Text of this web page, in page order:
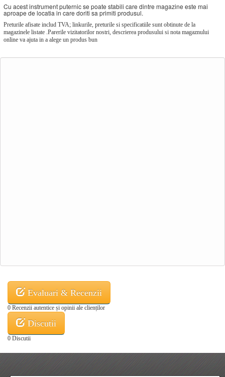
Cu acest instrument puternic se poate stabili care dintre magazine este mai
aproape de locatia in care doriti sa primiti produsul.
Preturile afisate includ TVA; linkurile, preturile si specificatiile sunt obtinute de la
magazinele listate .Parerile vizitatorilor nostri, descrierea produsului si nota magaznului
online va ajuta in a alege un produs bun
Evaluari & Recenzii
0 Recenzii autentice și opinii ale clienților
Discutii
0 Discutii